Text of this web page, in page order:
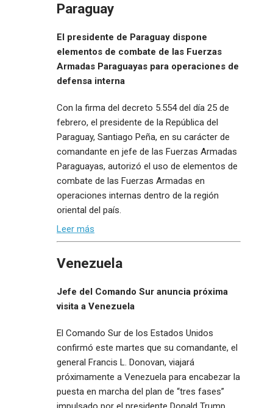
Paraguay
El presidente de Paraguay dispone
elementos de combate de las Fuerzas
Armadas Paraguayas para operaciones de
defensa interna
Con la firma del decreto 5.554 del día 25 de
febrero, el presidente de la República del
Paraguay, Santiago Peña, en su carácter de
comandante en jefe de las Fuerzas Armadas
Paraguayas, autorizó el uso de elementos de
combate de las Fuerzas Armadas en
operaciones internas dentro de la región
oriental del país.
Leer más
Venezuela
Jefe del Comando Sur anuncia próxima
visita a Venezuela
El Comando Sur de los Estados Unidos
confirmó este martes que su comandante, el
general Francis L. Donovan, viajará
próximamente a Venezuela para encabezar la
puesta en marcha del plan de “tres fases”